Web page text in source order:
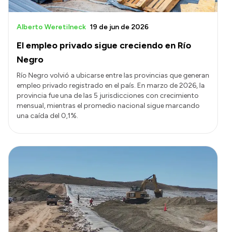
El empleo privado sigue creciendo en Río
Negro
Alberto Weretilneck 19 de jun de 2026
Río Negro volvió a ubicarse entre las provincias que generan
empleo privado registrado en el país. En marzo de 2026, la
provincia fue una de las 5 jurisdicciones con crecimiento
mensual, mientras el promedio nacional sigue marcando
una caída del 0,1%.